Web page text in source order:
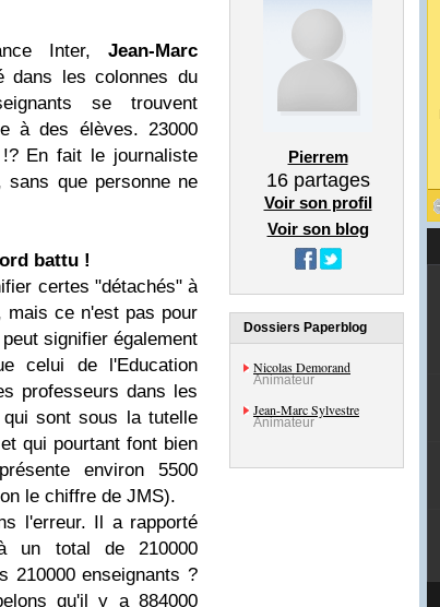
Inter, Jean-Marc
dans les colonnes du
se trouvent
à des élèves. 23000
En fait le journaliste
sans que personne ne
battu !
certes "détachés" à
mais ce n'est pas pour
signifier également
celui de l'Education
professeurs dans les
sont sous la tutelle
qui pourtant font bien
environ 5500
le chiffre de JMS).
l'erreur. Il a rapporté
un total de 210000
210000 enseignants ?
qu'il y a 884000
Pierrem
16partages
Voir son profil
Voir son blog
Dossiers Paperblog
Nicolas Demorand
Animateur
Jean-Marc Sylvestre
Animateur